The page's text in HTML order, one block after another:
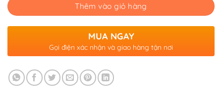
Thêm vào giỏ hàng
MUA NGAY
Gọi điện xác nhận và giao hàng tận nơi